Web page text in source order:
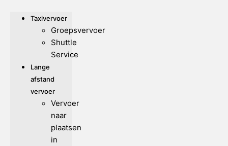
Taxivervoer
Groepsvervoer
Shuttle
Service
Lange
afstand
vervoer
Vervoer
naar
plaatsen
in